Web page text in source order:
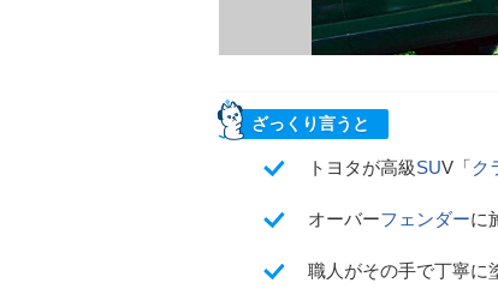
ざっくり言うと
トヨタが高級SUV「ク
オーバーフェンダーに
職人がその手で丁寧に